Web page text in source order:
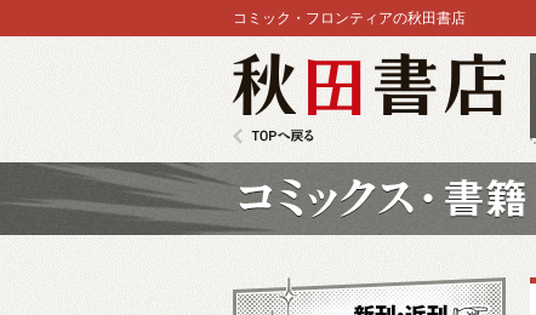
コミック・フロンティアの秋田書店